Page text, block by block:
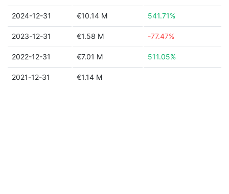
2024-12-31 €10.14 M 541.71%
2023-12-31 €1.58 M -77.47%
2022-12-31 €7.01 M 511.05%
2021-12-31 €1.14 M